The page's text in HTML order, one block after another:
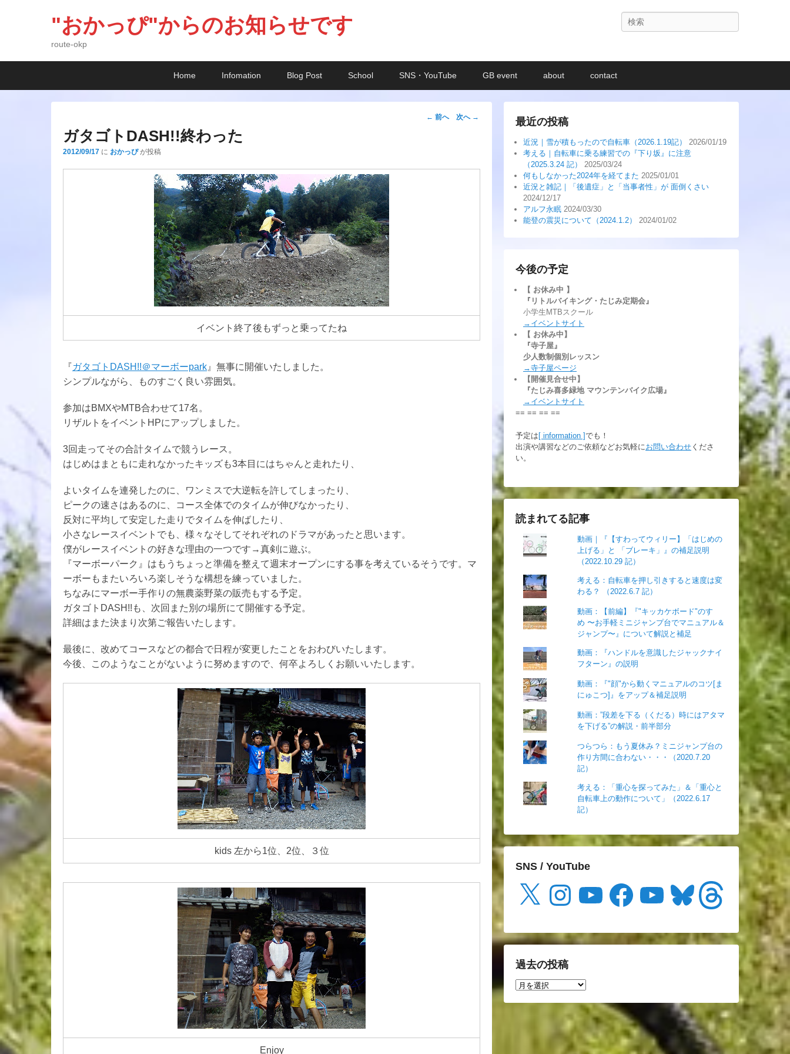
"おかっぴ"からのお知らせです
route-okp
索
Home Infomation Blog Post School SNS・YouTube GB event about contact
投
← 前へ 次へ →
ガタゴトDASH!!終わった
2012/09/17 に おかっぴ が投稿
イベント終了後もずっと乗ってたね
『ガタゴトDASH!!＠マーボーpark 』無事に開催いたしました。
シンプルながら、ものすごく良い雰囲気。
参加はBMXやMTB合わせて17名。
リザルトをイベントHPにアップしました。
3回走ってその合計タイムで競うレース。
はじめはまともに走れなかったキッズも3本目にはちゃんと走れたり、
よいタイムを連発したのに、ワンミスで大逆転を許してしまったり、
ピークの速さはあるのに、コース全体でのタイムが伸びなかったり、
反対に平均して安定した走りでタイムを伸ばしたり、
小さなレースイベントでも、様々なそしてそれぞれのドラマがあったと思います。
僕がレースイベントの好きな理由の一つです→真剣に遊ぶ。
『マーボーパーク』はもうちょっと準備を整えて週末オープンにする事を考えているそうです。マ
ーボーもまたいろいろ楽しそうな構想を練っていました。
ちなみにマーボー手作りの無農薬野菜の販売もする予定。
ガタゴトDASH!!も、次回また別の場所にて開催する予定。
詳細はまた決まり次第ご報告いたします。
最後に、改めてコースなどの都合で日程が変更したことをおわびいたします。
今後、このようなことがないように努めますので、何卒よろしくお願いいたします。
kids 左から1位、2位、３位
Enjoy
最近の投稿
近況｜雪が積もったので自転車（2026.1.19記）
2026/01/19
考える｜自転車に乗る練習での『下り坂』に注意
（2025.3.24 記）
2025/03/24
何もしなかった2024年を経てまた 2025/01/01
近況と雑記｜「後遺症」と「当事者性」が 面倒くさい
2024/12/17
アルフ永眠 2024/03/30
能登の震災について（2024.1.2）
2024/01/02
今後の予定
【 お休み中 】
『リトルバイキング・たじみ定期会』
小学生MTBスクール
→イベントサイト
【 お休み中】
『寺子屋』
少人数制個別レッスン
→寺子屋ページ
【開催見合せ中】
『たじみ喜多緑地 マウンテンバイク広場』
→イベントサイト
== == == ==
予定は [ information ]でも！
出演や講習などのご依頼などお気軽にお問い合わせ くださ
い。
読まれてる記事
動画｜『【すわってウィリー】「はじめの
上げる」と 「ブレーキ」』の補足説明
（2022.10.29 記）
考える：自転車を押し引きすると速度は変
わる？ （2022.6.7 記）
動画：【前編】『"キッカケボード"のすゝ
め 〜お手軽ミニジャンプ台でマニュアル＆
ジャンプ〜』について解説と補足
動画：『ハンドルを意識したジャックナイ
フターン』の説明
動画：『"顔"から動くマニュアルのコツ[ま
にゅこつ]』をアップ＆補足説明
動画：”段差を下る（くだる）時にはアタマ
を下げる”の解説・前半部分
つらつら：もう夏休み？ミニジャンプ台の
作り方間に合わない・・・（2020.7.20
記）
考える：「重心を探ってみた」＆「重心と
自転車上の動作について」（2022.6.17
記）
SNS / YouTube
Instagram Facebook Bluesky Threads
過去の投稿
過